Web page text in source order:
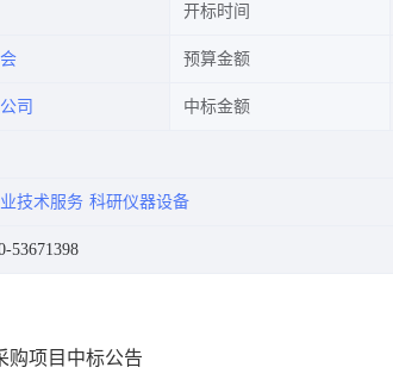
开标时间
预算金额
司 中标金额
技术服务 科研仪器设备
53671398
购项目中标公告